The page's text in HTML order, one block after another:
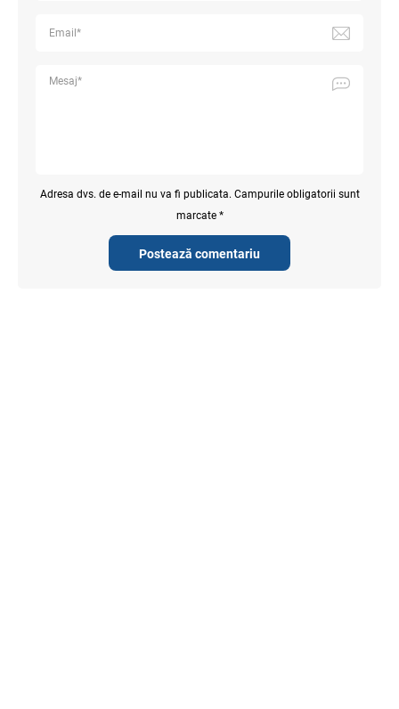
Postează comentariu
Adresa dvs. de e-mail nu va fi publicata. Campurile obligatorii sunt
marcate *